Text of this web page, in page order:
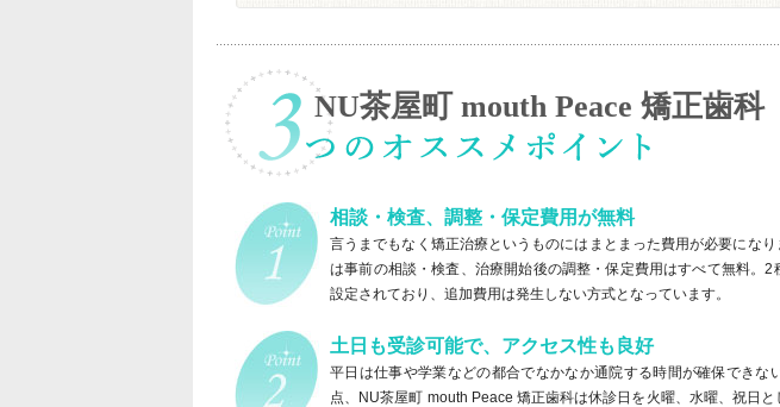
NU茶屋町 mouth Peace 矯正歯科
相談・検査、調整・保定費用が無料
言うまでもなく矯正治療というものにはまとまった費用が必要にな
は事前の相談・検査、治療開始後の調整・保定費用はすべて無料。
設定されており、追加費用は発生しない方式となっています。
土日も受診可能で、アクセス性も良好
平日は仕事や学業などの都合でなかなか通院する時間が確保できな
点、NU茶屋町 mouth Peace 矯正歯科は休診日を火曜、水曜、祝日